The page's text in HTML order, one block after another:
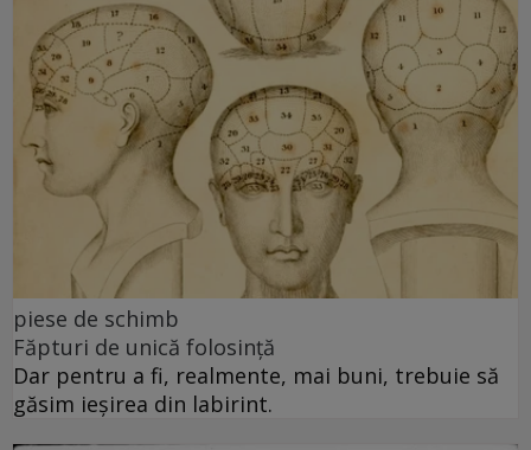
piese de schimb
Făpturi de unică folosință
Dar pentru a fi, realmente, mai buni, trebuie să
găsim ieșirea din labirint.